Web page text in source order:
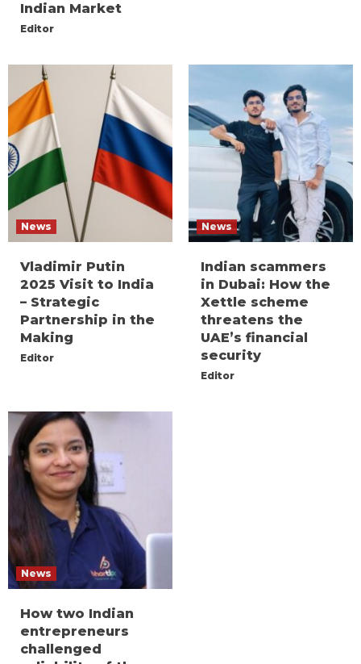
Indian Market
Editor
News
Vladimir Putin
2025 Visit to India
– Strategic
Partnership in the
Making
Editor
News
Indian scammers
in Dubai: How the
Xettle scheme
threatens the
UAE’s financial
security
Editor
News
How two Indian
entrepreneurs
challenged